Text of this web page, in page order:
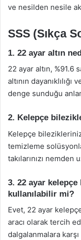
ve nesilden nesile
SSS (Sıkça
1. 22 ayar altın
22 ayar altın, %91.6
altının
denge sunduğu
2. Kelepçe
Kelepçe
temizleme
takılarınızı
3. 22 ayar kelepçe
kullanılabilir mi?
Evet, 22 ayar
aracı olarak tercih
dalgalanmalara